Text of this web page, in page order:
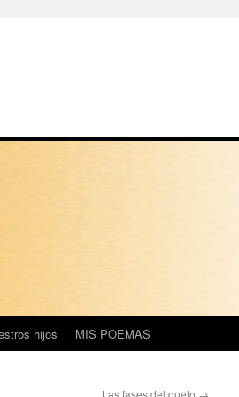
hijos MIS POEMAS
Las fases del duelo →